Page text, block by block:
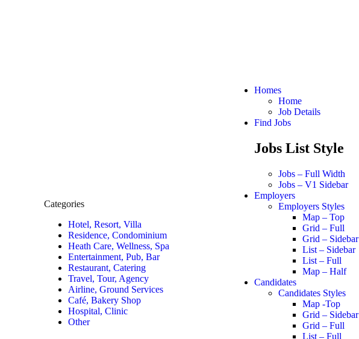
Categories
Hotel, Resort, Villa
Residence, Condominium
Heath Care, Wellness, Spa
Entertainment, Pub, Bar
Restaurant, Catering
Travel, Tour, Agency
Airline, Ground Services
Café, Bakery Shop
Hospital, Clinic
Other
Homes
Home
Job Details
Find Jobs
Jobs List Style
Jobs – Full Width
Jobs – V1 Sidebar
Employers
Employers Styles
Map – Top
Grid – Full
Grid – Sidebar
List – Sidebar
List – Full
Map – Half
Candidates
Candidates Styles
Map -Top
Grid – Sidebar
Grid – Full
List – Full